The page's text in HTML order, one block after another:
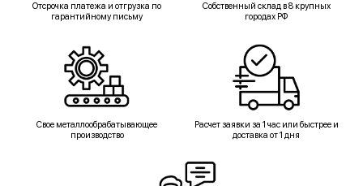
Отсрочка платежа и отгрузка по
гарантийному письму
Собственный склад в 8 крупных
городах РФ
Свое металлообрабатывающее
производство
Расчет заявки за 1 час или быстрее и
доставка от 1 дня